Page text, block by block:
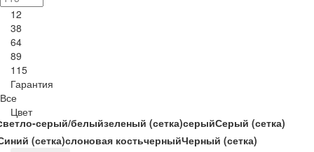
12
38
64
89
115
Гарантия
Все
Цвет
серый/белыйзеленый (сетка)серыйСерый (сетка)
(сетка)слоновая костьчерныйЧерный (сетка)